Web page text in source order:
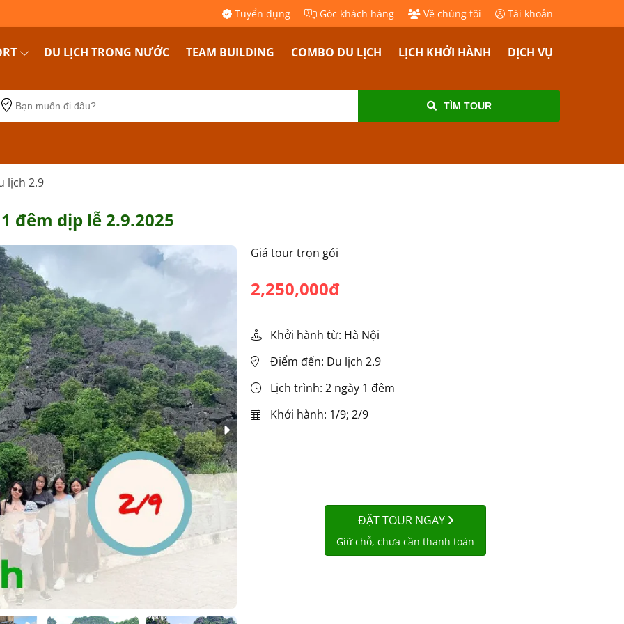
Tuyển dụng Góc khách hàng Về chúng tôi Tài khoản
DU LỊCH TRONG NƯỚC TEAM BUILDING COMBO DU LỊCH LỊCH KHỞI HÀNH DỊCH VỤ
TÌM TOUR
lịch 2.9
đêm dịp lễ 2.9.2025
Giá tour trọn gói
2,250,000đ
Khởi hành từ: Hà Nội
Điểm đến: Du lịch 2.9
Lịch trình: 2 ngày 1 đêm
Khởi hành: 1/9; 2/9
ĐẶT TOUR NGAY
Giữ chỗ, chưa cần thanh toán